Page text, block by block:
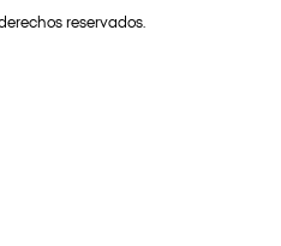
reservados.